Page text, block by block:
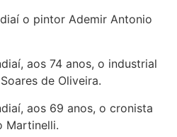
o pintor Ademir Antonio
aos 74 anos, o industrial
de Oliveira.
aos 69 anos, o cronista
Martinelli.